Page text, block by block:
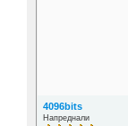
4096bits
Напреднали